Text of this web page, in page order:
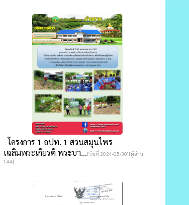
โครงการ 1 อปท. 1 สวนสมุนไพร
เฉลิมพระเกียรติ พระบา...[วันที่ 2024-05-30][ผู้อ่าน
144]